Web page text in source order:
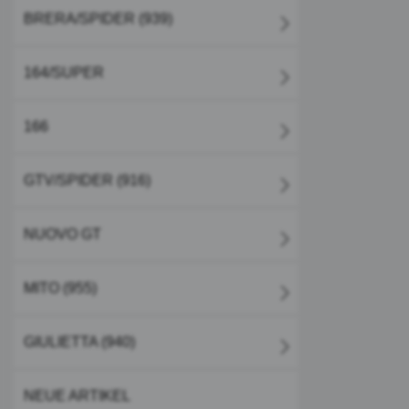
BRERA/SPIDER (939)
164/SUPER
166
GTV/SPIDER (916)
NUOVO GT
MITO (955)
GIULIETTA (940)
NEUE ARTIKEL